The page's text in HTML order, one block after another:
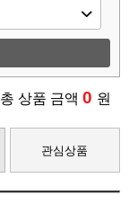
총 상품 금액 0 원
관심상품